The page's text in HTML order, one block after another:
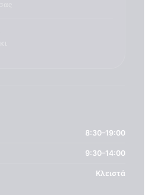
8:30–19:00
9:30–14:00
Κλειστά